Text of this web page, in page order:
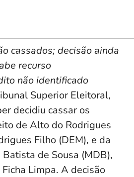
cassados; decisão ainda
recurso
não identificado
Superior Eleitoral,
decidiu cassar os
de Alto do Rodrigues
Filho (DEM), e da
de Sousa (MDB),
Limpa. A decisão